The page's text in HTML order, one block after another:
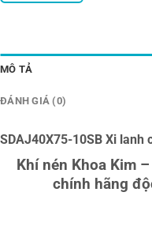
MÔ TẢ
ĐÁNH GIÁ (0)
SDAJ40X75-10SB Xi lanh
Khí nén Khoa Kim
chính hãng